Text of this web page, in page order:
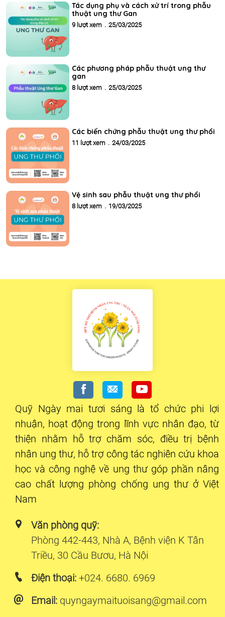
Tác dụng phụ và cách xử trí trong phẫu
thuật ung thư Gan
9 lượt xem . 25/03/2025
Các phương pháp phẫu thuật ung thư
gan
8 lượt xem . 25/03/2025
Các biến chứng phẫu thuật ung thư phổi
11 lượt xem . 24/03/2025
Vệ sinh sau phẫu thuật ung thư phổi
8 lượt xem . 19/03/2025
Quỹ Ngày mai tươi sáng là tổ chức phi lợi
nhuận, hoạt động trong lĩnh vực nhân đạo, từ
thiện nhằm hỗ trợ chăm sóc, điều trị bệnh
nhân ung thư, hỗ trợ công tác nghiên cứu khoa
học và công nghệ về ung thư góp phần nâng
cao chất lượng phòng chống ung thư ở Việt
Nam
Văn phòng quỹ:
Phòng 442-443, Nhà A, Bệnh viện K Tân
Triều, 30 Cầu Bươu, Hà Nội
Điện thoại: +024. 6680. 6969
Email: quyngaymaituoisang@gmail.com